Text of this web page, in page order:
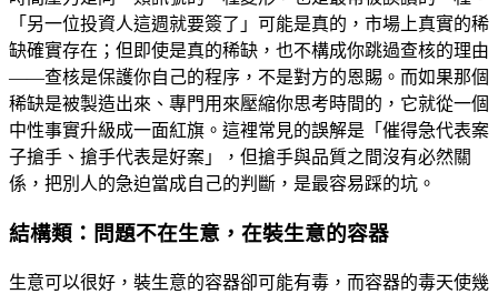
「另一位投資人這週就要簽了」可能是真的，市場上真實的稀
缺確實存在；但即使是真的稀缺，也不構成你跳過查核的理由
——查核是保護你自己的程序，不是對方的恩賜。而如果那個
稀缺是被製造出來、專門用來壓縮你思考時間的，它就從一個
中性事實升級成一面紅旗。這裡常見的誤解是「催得急代表案
子搶手、搶手代表是好案」，但搶手與品質之間沒有必然關
係，把別人的急迫當成自己的判斷，是最容易踩的坑。
結構類：問題不在生意，在裝生意的容器
生意可以很好，裝生意的容器卻可能有毒，而容器的毒天使幾